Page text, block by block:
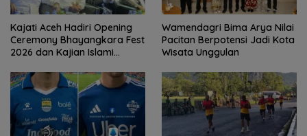
Kajati Aceh Hadiri Opening
Ceremony Bhayangkara Fest
2026 dan Kajian Islami
Adi Hidayat
Wamendagri Bima Arya Nilai
Pacitan Berpotensi Jadi Kota
Wisata Unggulan